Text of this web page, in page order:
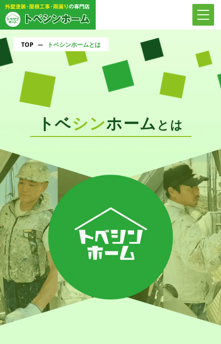
TOP ー トベシンホームとは
トベシンホーム とは